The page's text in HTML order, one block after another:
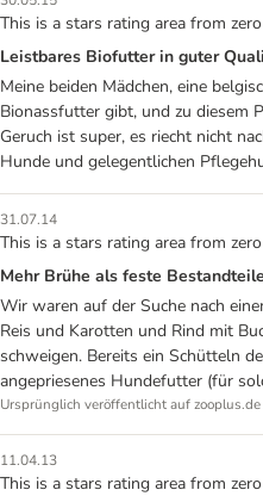
This is a stars rating area from
Leistbares Biofutter in guter
Meine beiden Mädchen, eine
Bionassfutter gibt, und zu diesem
Geruch ist super, es riecht nicht
Hunde und gelegentlichen
31.07.14
This is a stars rating area from
Mehr Brühe als feste Bestandteile
Wir waren auf der Suche nach
Reis und Karotten und Rind mit
schweigen. Bereits ein Schütteln
angepriesenes Hundefutter (für
Ursprünglich veröffentlicht auf zooplus.de
11.04.13
This is a stars rating area from